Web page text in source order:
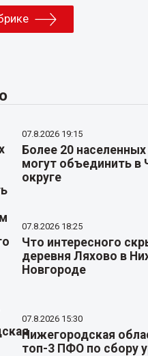
07.8.2026 19:15
Более 20
могут объединить в
округе
07.8.2026 18:25
Что интересного
деревня Ляхово в
Новгороде
07.8.2026 15:30
Нижегородская
топ-3 ПФО по сбору